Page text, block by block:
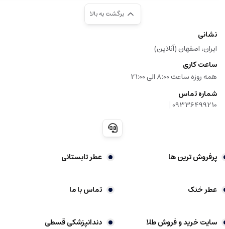
برگشت به بالا
نشانی
ایران، اصفهان (آنلاین)
ساعت کاری
همه روزه ساعت 8:00 الی 21:00
شماره تماس
09336499210
|
پرفروش ترین ها عطر تابستانی
عطر خنک تماس با ما
سایت خرید و فروش طلا دندانپزشکی قسطی